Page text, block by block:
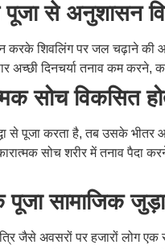
पूजा से अनुशासन
करके शिवलिंग पर जल चढ़ाने की
अच्छी दिनचर्या तनाव कम करने,
सोच विकसित
से पूजा करता है, तब उसके
सोच शरीर में तनाव पैदा
पूजा सामाजिक
जैसे अवसरों पर हजारों लोग